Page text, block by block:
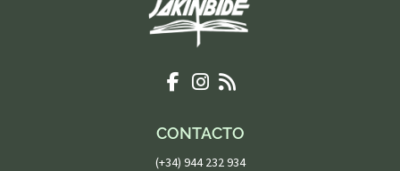
CONTACTO
(+34) 944 232 934